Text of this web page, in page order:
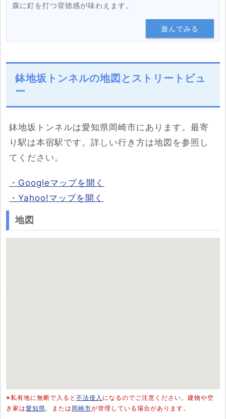
腐に釘を打つ背徳感が味わえます。
遊んでみる
鉢地坂トンネルの地図とストリートビュ
ー
鉢地坂トンネルは愛知県岡崎市にあります。最寄
り駅は本宿駅です。詳しい行き方は地図を参照し
てください。
・Googleマップを開く
・Yahoo!マップを開く
地図
※私有地に無断で入ると 不法侵入 になるのでご注意ください。建物や空
き家は愛知県 、または 岡崎市が管理している場合があります。